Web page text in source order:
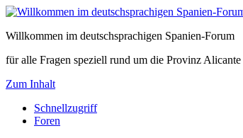
Willkommen im deutschsprachigen Spanien-Forum
für alle Fragen speziell rund um die Provinz
Zum Inhalt
Schnellzugriff
Foren